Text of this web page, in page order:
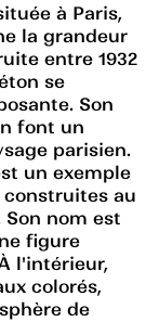
à Paris,
la grandeur
entre 1932
se
Son
font un
parisien.
un exemple
au
nom est
figure
l'intérieur,
colorés,
de